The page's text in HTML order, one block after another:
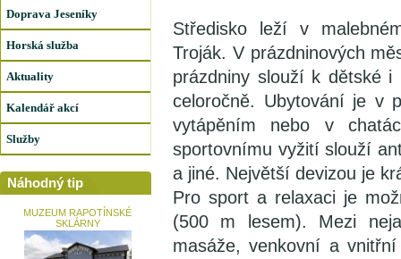
Doprava Jeseníky
Horská služba
Aktuality
Kalendář akcí
Služby
Náhodný tip
MUZEUM RAPOTÍNSKÉ
SKLÁRNY
Středisko leží v
Troják. V prázdninových
prázdniny slouží k dětské i
celoročně. Ubytování je v
vytápěním nebo v
sportovnímu vyžití slouží
a jiné. Největší devizou je
Pro sport a relaxaci je
(500 m lesem). Mezi
masáže, venkovní a